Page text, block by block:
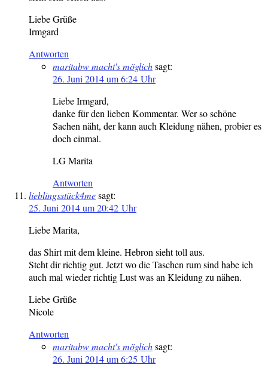
Liebe Grüße
Irmgard
Antworten
maritabw macht's möglichsagt:
26. Juni 2014 um 6:24 Uhr
Liebe Irmgard,
danke für den lieben Kommentar. Wer so schöne
Sachen näht, der kann auch Kleidung nähen, probier es
doch einmal.
LG Marita
Antworten
lieblingsstück4mesagt:
25. Juni 2014 um 20:42 Uhr
Liebe Marita,
das Shirt mit dem kleine. Hebron sieht toll aus.
Steht dir richtig gut. Jetzt wo die Taschen rum sind habe ich
auch mal wieder richtig Lust was an Kleidung zu nähen.
Liebe Grüße
Nicole
Antworten
maritabw macht's möglichsagt:
26. Juni 2014 um 6:25 Uhr